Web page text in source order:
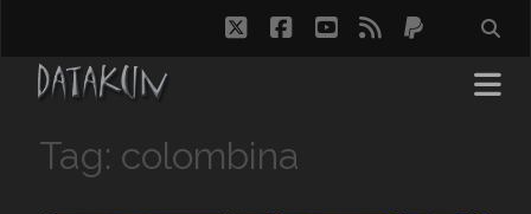
twitterfacebook
youtube
rss paypal
Tag: colombina